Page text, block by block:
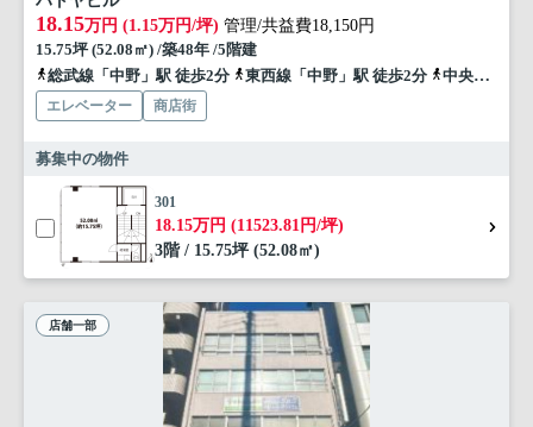
18.15万円 (1.15万円/坪) 管理/共益費18,150円
15.75坪 (52.08㎡) /築48年 /5階建
総武線「中野」駅 徒歩2分
東西線「中野」駅 徒歩2分 中央線「中野」駅 徒歩2分
エレベーター 商店街
募集中の物件
301
18.15万円 (11523.81円/坪)
3階 / 15.75坪 (52.08㎡)
店舗一部